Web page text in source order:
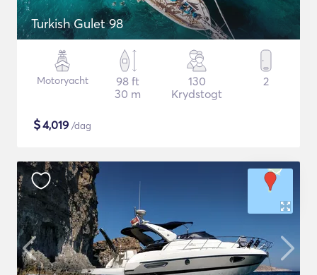
Turkish Gulet 98
Motoryacht
98 ft
30 m
130
Krydstogt
2
$4,019 /dag